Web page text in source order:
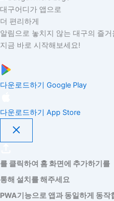
대구어디가 앱으로
더 편리하게
알림으로 놓치지 않는 대구의 즐거
지금 바로 시작해보세요!
다운로드하기 Google Play
다운로드하기 App Store
를 클릭하여 홈 화면에 추가하기를
통해 설치를 해주세요
PWA기능으로 앱과 동일하게 동작